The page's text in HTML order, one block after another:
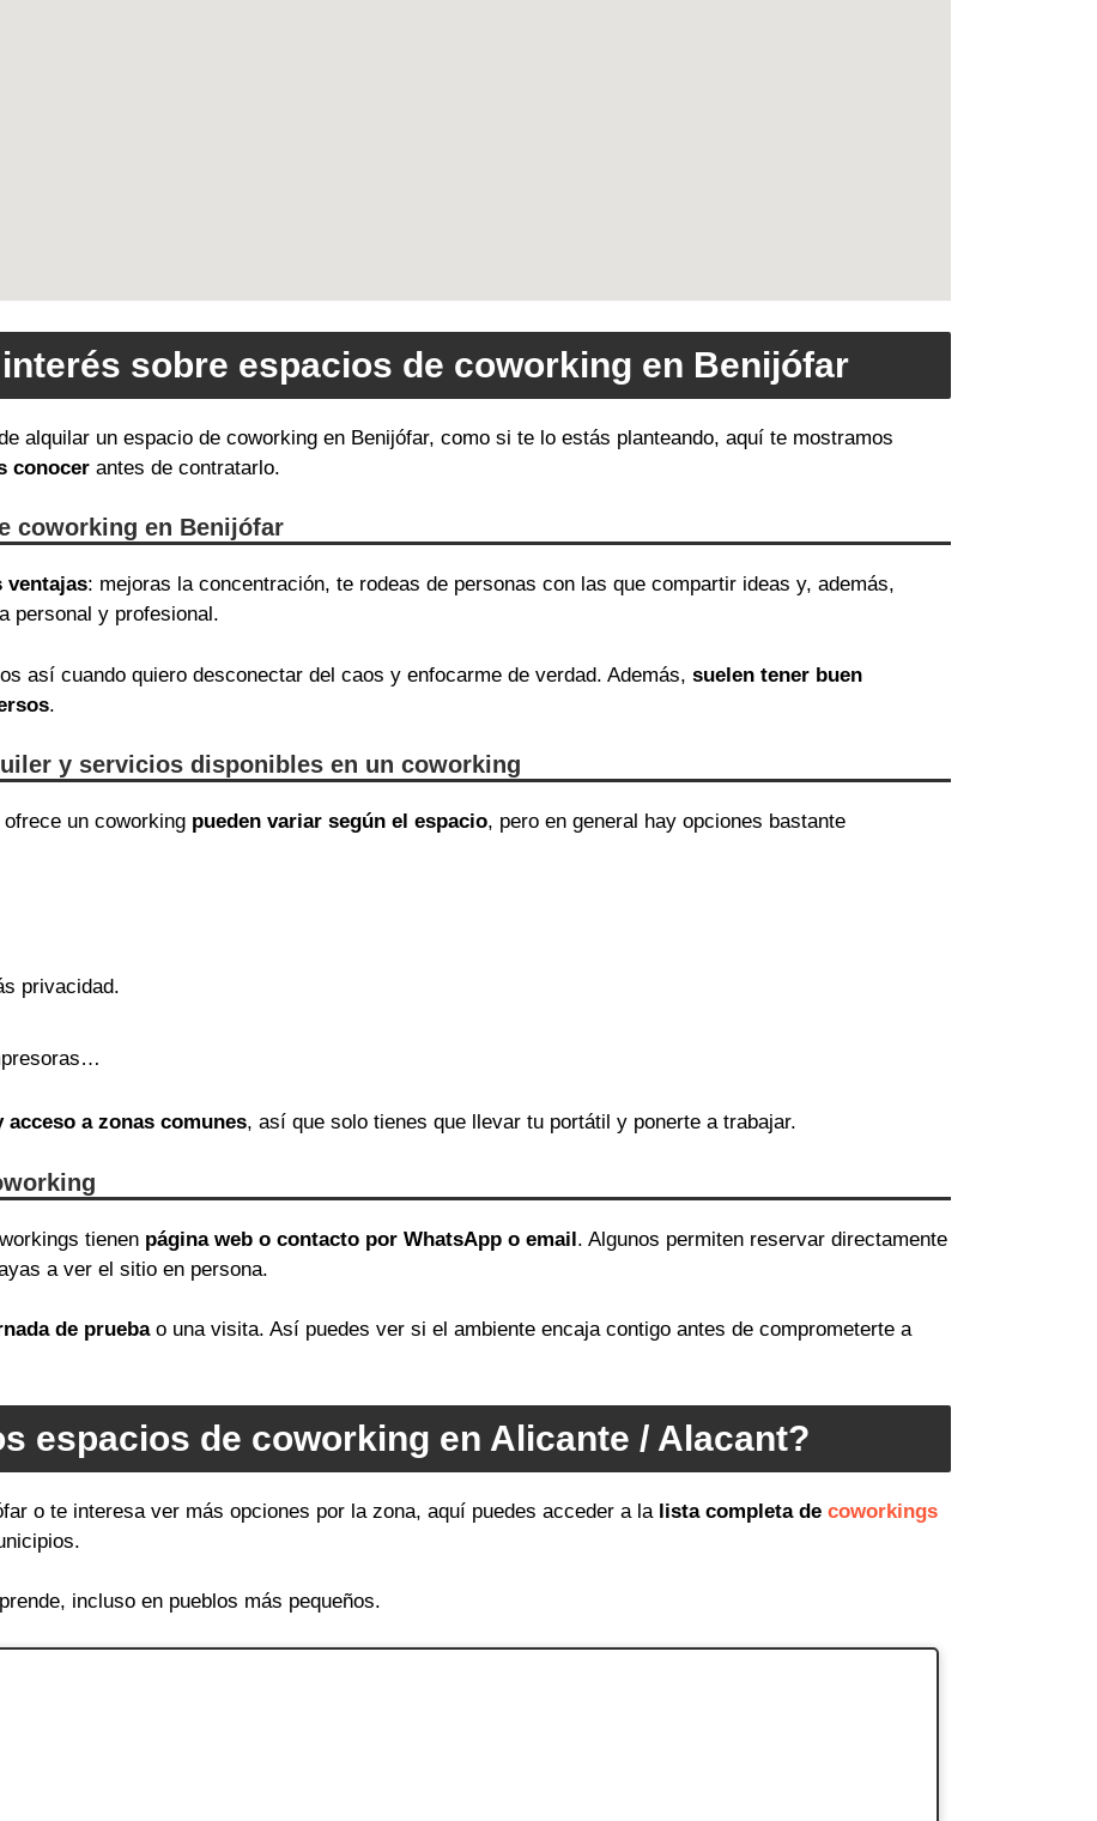
sobre espacios de coworking en Benijófar
alquilar un espacio de coworking en Benijófar, como si te lo estás planteando, aquí te mostramos
conocer antes de contratarlo.
coworking en Benijófar
ventajas: mejoras la concentración, te rodeas de personas con las que compartir ideas y, además,
personal y profesional.
así cuando quiero desconectar del caos y enfocarme de verdad. Además, suelen tener buen
.
y servicios disponibles en un coworking
un coworking pueden variar según el espacio, pero en general hay opciones bastante
privacidad.
a zonas comunes, así que solo tienes que llevar tu portátil y ponerte a trabajar.
tienen página web o contacto por WhatsApp o email. Algunos permiten reservar directamente
a ver el sitio en persona.
de pruebao una visita. Así puedes ver si el ambiente encaja contigo antes de comprometerte a
espacios de coworking en Alicante / Alacant?
o te interesa ver más opciones por la zona, aquí puedes acceder a la lista completa de coworkings
incluso en pueblos más pequeños.